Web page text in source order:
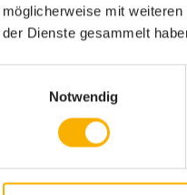
möglicherweise mit
der Dienste gesammelt
Notwendig